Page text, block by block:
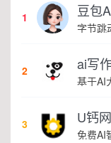
1 豆包
2 ai写
3 U钙网
免费AI